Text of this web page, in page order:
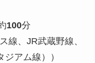
100分
線、 JR武蔵野線、
アム線））